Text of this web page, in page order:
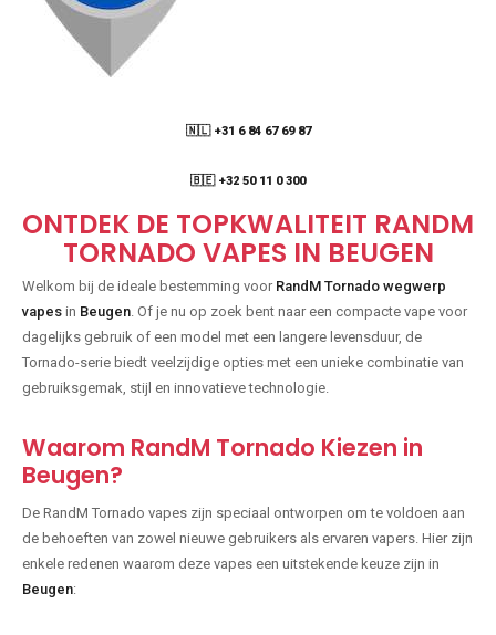
🇳🇱 +31 6 84 67 69 87
🇧🇪 +32 50 11 0 300
ONTDEK DE TOPKWALITEIT RANDM
TORNADO VAPES IN BEUGEN
Welkom bij de ideale bestemming voor RandM Tornado wegwerp
vapes in Beugen . Of je nu op zoek bent naar een compacte vape voor
dagelijks gebruik of een model met een langere levensduur, de
Tornado-serie biedt veelzijdige opties met een unieke combinatie van
gebruiksgemak, stijl en innovatieve technologie.
Waarom RandM Tornado Kiezen in
Beugen?
De RandM Tornado vapes zijn speciaal ontworpen om te voldoen aan
de behoeften van zowel nieuwe gebruikers als ervaren vapers. Hier zijn
enkele redenen waarom deze vapes een uitstekende keuze zijn in
Beugen: